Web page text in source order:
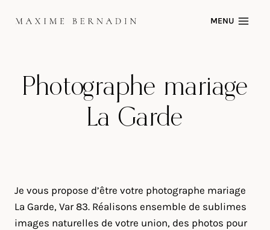
MENU
Photographe mariage
La Garde
Je vous propose d’être votre photographe mariage
La Garde, Var 83. Réalisons ensemble de sublimes
images naturelles de votre union, des photos pour